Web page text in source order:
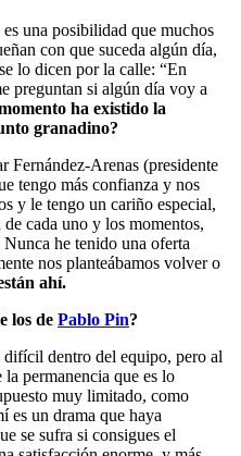
una posibilidad que muchos
con que suceda algún día,
lo dicen por la calle: “En
preguntan si algún día voy a
ha existido la
granadino?
Fernández-Arenas (presidente
tengo más confianza y nos
y le tengo un cariño especial,
cada uno y los momentos,
he tenido una oferta
nos planteábamos volver o
ahí.
los de Pablo Pin?
dentro del equipo, pero al
permanencia que es lo
muy limitado, como
es un drama que haya
se sufra si consigues el